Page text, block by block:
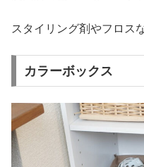
スタイリング剤やフロス
カラーボックス